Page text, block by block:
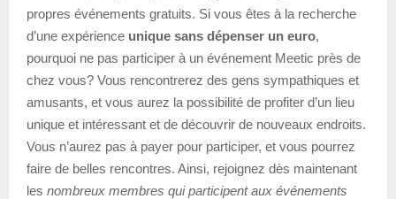
propres événements gratuits. Si vous êtes à la recherche
d’une expérience unique sans dépenser un euro,
pourquoi ne pas participer à un événement Meetic près de
chez vous? Vous rencontrerez des gens sympathiques et
amusants, et vous aurez la possibilité de profiter d’un lieu
unique et intéressant et de découvrir de nouveaux endroits.
Vous n’aurez pas à payer pour participer, et vous pourrez
faire de belles rencontres. Ainsi, rejoignez dès maintenant
les nombreux membres qui participent aux événements